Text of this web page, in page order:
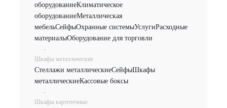
оборудованиеКлиматическое
оборудованиеМеталлическая
мебельСейфыОхранные системыУслугиРасходные
материалыОборудование для торговли
-
Шкафы металлические
Стеллажи металлическиеСейфыШкафы
металлическиеКассовые боксы
-
Шкафы картотечные